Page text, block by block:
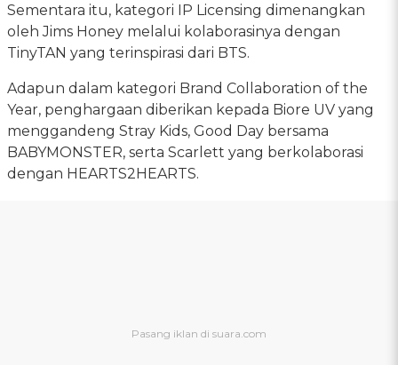
Sementara itu, kategori IP Licensing dimenangkan
oleh Jims Honey melalui kolaborasinya dengan
TinyTAN yang terinspirasi dari BTS.
Adapun dalam kategori Brand Collaboration of the
Year, penghargaan diberikan kepada Biore UV yang
menggandeng Stray Kids, Good Day bersama
BABYMONSTER, serta Scarlett yang berkolaborasi
dengan HEARTS2HEARTS.